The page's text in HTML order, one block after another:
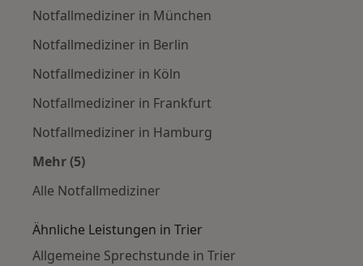
Notfallmediziner in München
Notfallmediziner in Berlin
Notfallmediziner in Köln
Notfallmediziner in Frankfurt
Notfallmediziner in Hamburg
Mehr (5)
Alle Notfallmediziner
Ähnliche Leistungen in Trier
Allgemeine Sprechstunde in Trier